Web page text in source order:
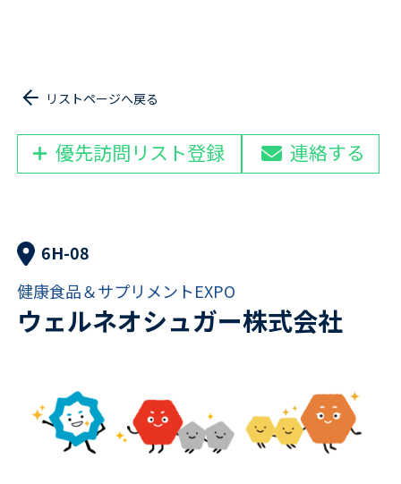
リストページへ戻る
優先訪問リスト登録 連絡する
6H-08
健康食品＆サプリメントEXPO
ウェルネオシュガー株式会社